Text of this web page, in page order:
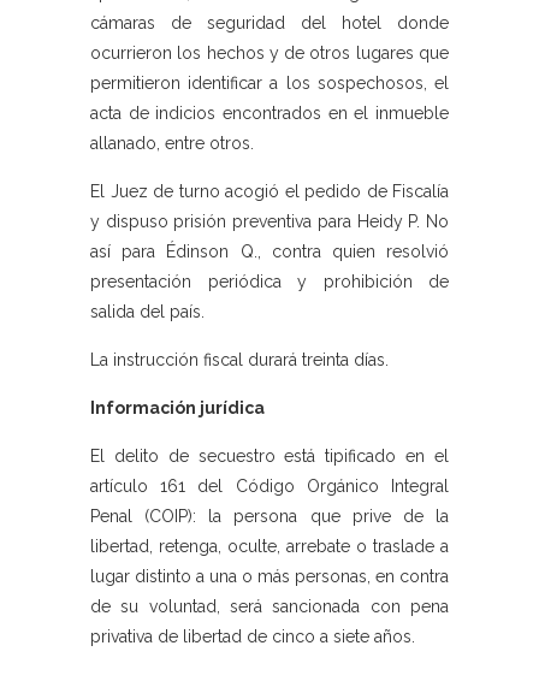
cámaras de seguridad del hotel donde
ocurrieron los hechos y de otros lugares que
permitieron identificar a los sospechosos, el
acta de indicios encontrados en el inmueble
allanado, entre otros.
El Juez de turno acogió el pedido de Fiscalía
y dispuso prisión preventiva para Heidy P. No
así para Édinson Q., contra quien resolvió
presentación periódica y prohibición de
salida del país.
La instrucción fiscal durará treinta días.
Información jurídica
El delito de secuestro está tipificado en el
artículo 161 del Código Orgánico Integral
Penal (COIP): la persona que prive de la
libertad, retenga, oculte, arrebate o traslade a
lugar distinto a una o más personas, en contra
de su voluntad, será sancionada con pena
privativa de libertad de cinco a siete años.